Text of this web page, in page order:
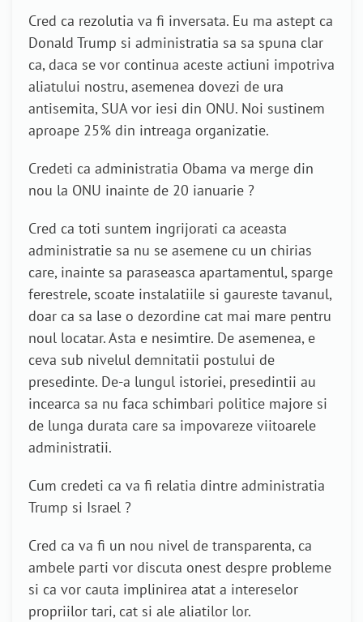
Cred ca rezolutia va fi inversata. Eu ma astept ca
Donald Trump si administratia sa sa spuna clar
ca, daca se vor continua aceste actiuni impotriva
aliatului nostru, asemenea dovezi de ura
antisemita, SUA vor iesi din ONU. Noi sustinem
aproape 25% din intreaga organizatie.
Credeti ca administratia Obama va merge din
nou la ONU inainte de 20 ianuarie ?
Cred ca toti suntem ingrijorati ca aceasta
administratie sa nu se asemene cu un chirias
care, inainte sa paraseasca apartamentul, sparge
ferestrele, scoate instalatiile si gaureste tavanul,
doar ca sa lase o dezordine cat mai mare pentru
noul locatar. Asta e nesimtire. De asemenea, e
ceva sub nivelul demnitatii postului de
presedinte. De-a lungul istoriei, presedintii au
incearca sa nu faca schimbari politice majore si
de lunga durata care sa impovareze viitoarele
administratii.
Cum credeti ca va fi relatia dintre administratia
Trump si Israel ?
Cred ca va fi un nou nivel de transparenta, ca
ambele parti vor discuta onest despre probleme
si ca vor cauta implinirea atat a intereselor
propriilor tari, cat si ale aliatilor lor.